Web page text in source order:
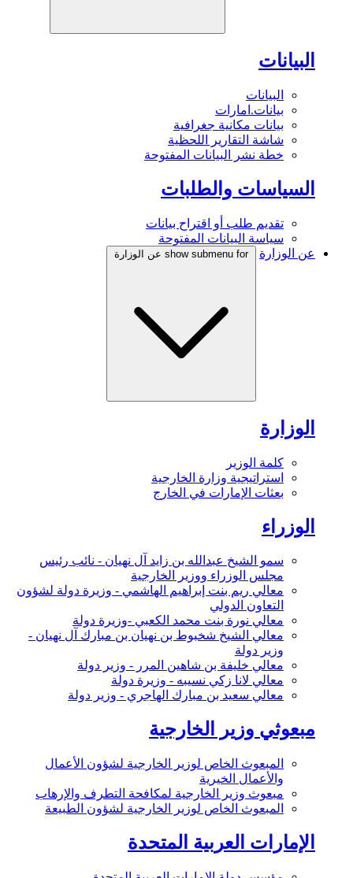
البيانات
البيانات
بيانات.امارات
بيانات مكانية جغرافية
شاشة التقارير اللحظية
خطة نشر البيانات المفتوحة
السياسات والطلبات
تقديم طلب أو اقتراح بيانات
سياسة البيانات المفتوحة
عن الوزارة
show submenu for عن الوزارة
الوزارة
كلمة الوزير
استراتيجية وزارة الخارجية
بعثات الإمارات في الخارج
الوزراء
سمو الشيخ عبدالله بن زايد آل نهيان - نائب رئيس
مجلس الوزراء ووزير الخارجية
معالي ريم بنت إبراهيم الهاشمي - وزيرة دولة لشؤون
التعاون الدولي
معالي نورة بنت محمد الكعبي -وزيرة دولة
معالي الشيخ شخبوط بن نهيان بن مبارك آل نهيان -
وزير دولة
معالي خليفة بن شاهين المرر - وزير دولة
معالي لانا زكي نسيبه - وزيرة دولة
معالي سعيد بن مبارك الهاجري - وزير دولة
مبعوثي وزير الخارجية
المبعوث الخاص لوزير الخارجية لشؤون الأعمال
والأعمال الخيرية
مبعوث وزير الخارجية لمكافحة التطرف والإرهاب
المبعوث الخاص لوزير الخارجية لشؤون الطبيعة
الإمارات العربية المتحدة